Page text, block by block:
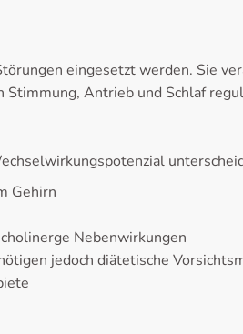
eingesetzt werden. Sie
Antrieb und Schlaf
Gehirn
Nebenwirkungen
jedoch diätetische